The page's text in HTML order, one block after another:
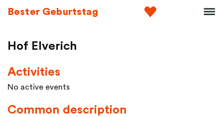
Bester Geburtstag
Hof Elverich
Activities
No active events
Common description